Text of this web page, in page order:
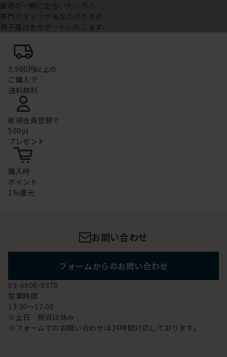
最高の一脚に出会いたい方へ
専門スタッフがあなたのための
椅子選びをサポートいたします。
3,980円以上の
ご購入で
送料無料
新規会員登録で
500pt
プレゼント
購入時
ポイント
1%還元
お問い合わせ
フォームからのお問い合わせ
03-6908-8370
営業時間
13:30～17:00
※土日 祝日は休み
※フォームでのお問い合わせは24時間対応しております。